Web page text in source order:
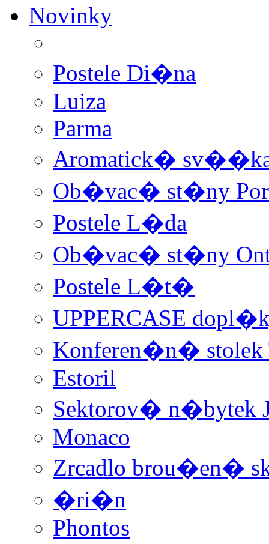
Novinky
Postele Di�na
Luiza
Parma
Aromatick�
Ob�vac� st�ny
Postele L�da
Ob�vac� st�ny
Postele L�t�
UPPERCASE
Konferen�n� stolek
Estoril
Sektorov� n�bytek
Monaco
Zrcadlo brou�en�
�ri�n
Phontos